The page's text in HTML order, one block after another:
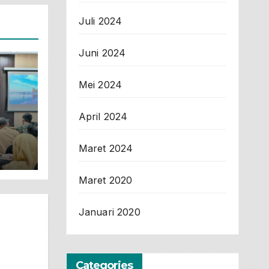
Juli 2024
Juni 2024
Mei 2024
April 2024
Maret 2024
Maret 2020
Januari 2020
Categories